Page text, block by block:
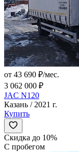
от 43 690 ₽/мес.
3 062 000 ₽
JAC N120
Казань / 2021 г.
Купить
Скидка до 10%
С пробегом